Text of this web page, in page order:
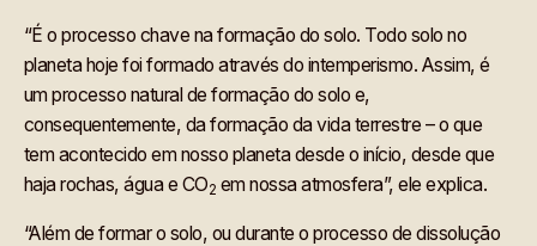
“É o processo chave na formação do solo. Todo solo no
planeta hoje foi formado através do intemperismo. Assim, é
um processo natural de formação do solo e,
consequentemente, da formação da vida terrestre – o que
tem acontecido em nosso planeta desde o início, desde que
haja rochas, água e CO2 em nossa atmosfera”, ele explica.
“Além de formar o solo, ou durante o processo de dissolução